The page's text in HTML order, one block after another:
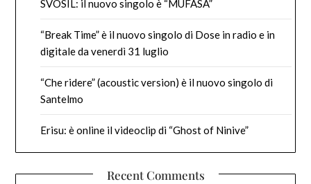
SVOSIL: il nuovo singolo è “MUFASA”
“Break Time” è il nuovo singolo di Dose in radio e in
digitale da venerdì 31 luglio
“Che ridere” (acoustic version) è il nuovo singolo di
Santelmo
Erisu: è online il videoclip di “Ghost of Ninive”
Recent Comments